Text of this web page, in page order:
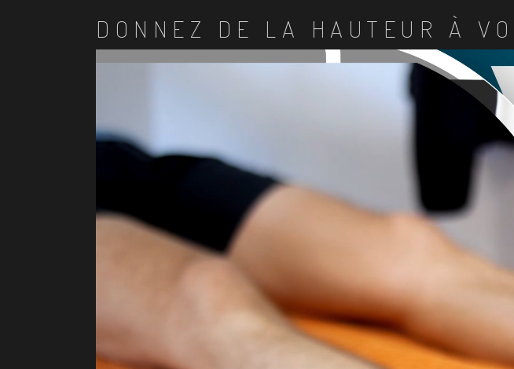
DONNEZ DE LA HAUTEUR À